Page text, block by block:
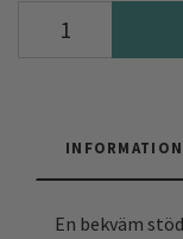
INFORMATION
En bekväm